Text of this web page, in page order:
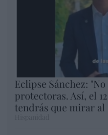
Eclipse Sánchez:
protectoras. Así, el
tendrás que mirar al